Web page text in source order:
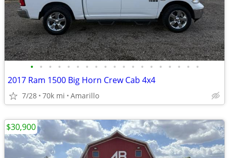
• • • • • • • • • • • • • • • • • • •
2017 Ram 1500 Big Horn Crew Cab 4x4
7/28 70k mi Amarillo
$30,900